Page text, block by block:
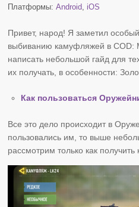
Платформы:Android, iOS
Привет, народ! Я заметил
выбиванию камуфляжей в COD:
написать небольшой гайд для
их получать, в особенности:
Как пользоваться
Все это дело происходит в
пользовались им, то выше
рассмотрим только как